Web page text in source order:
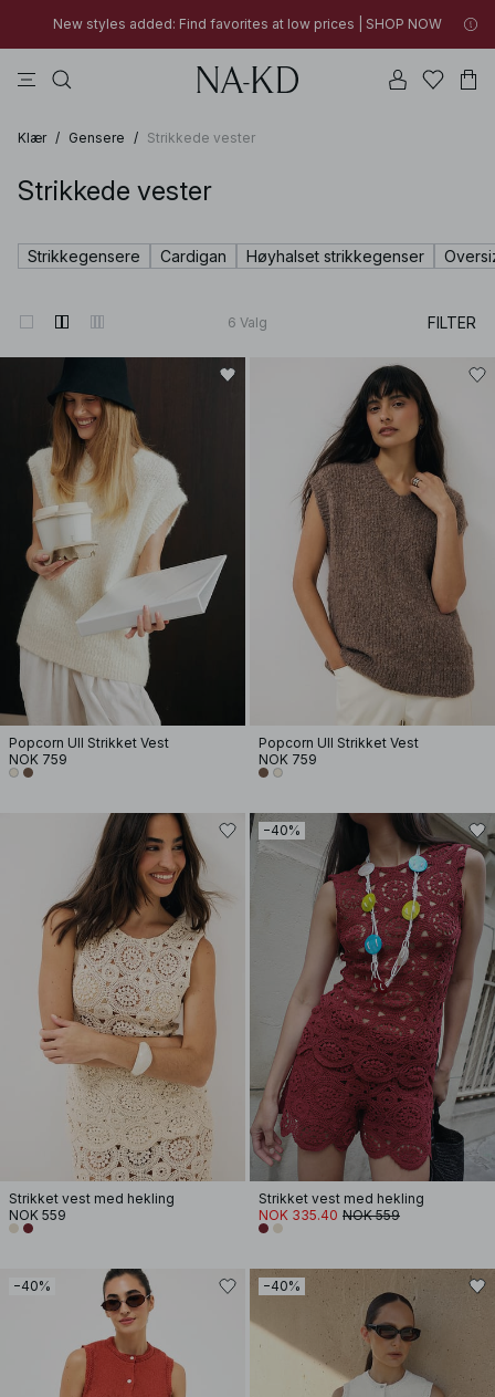
New styles added: Find favorites at low prices | SHOP NOW
FINAL SALE | SHOP NOW
New styles added: Find favorites at low prices | SHOP NOW
Klær / Gensere / Strikkede vester
Strikkede vester
Strikkegensere Cardigan Høyhalset strikkegenser
6 Valg FILTER
Popcorn Ull Strikket Vest
NOK 759
Popcorn Ull Strikket Vest
NOK 759
Strikket vest med hekling
NOK 559
−40%
Strikket vest med hekling
NOK 335.40 NOK 559
−40% −40%